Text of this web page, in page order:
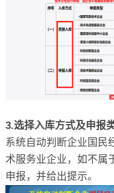
3.选择入库方式及申报
系统自动判断企业国民
术服务业企业，如不属
申报，并给出提示。